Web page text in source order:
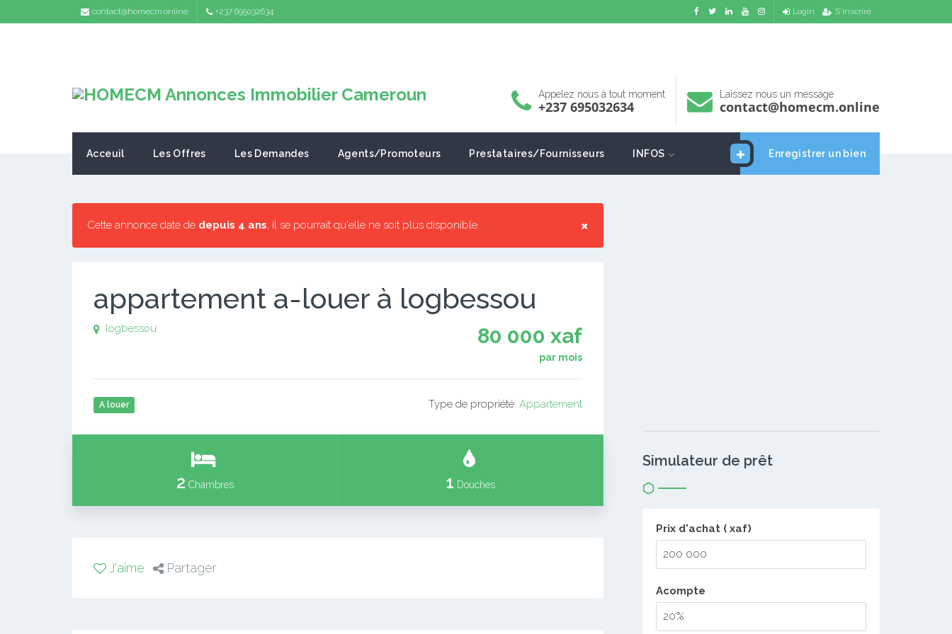
contact@homecm.online +237 695032634 Login S'inscrire
Appelez nous à tout moment
+237 695032634
Laissez nous un message
contact@homecm.online
Enregistrer un bien
Acceuil Les Offres Les Demandes Agents/Promoteurs Prestataires/Fournisseurs INFOS
×
Cette annonce date de depuis 4 ans, il se pourrait qu'elle ne soit plus disponible.
appartement a-louer à logbessou
80 000 xaf
par mois
logbessou
A louer Type de propriété: Appartement
2 Chambres 1 Douches
J'aime Partager
Simulateur de prêt
Prix d'achat ( xaf)
Acompte